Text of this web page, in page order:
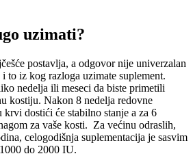
uzimati?
postavlja, a odgovor nije univerzalan
to iz kog razloga uzimate suplement.
nedelja ili meseci da biste primetili
kostiju. Nakon 8 nedelja redovne
dostići će stabilno stanje a za 6
za vaše kosti. Za većinu odraslih,
celogodišnja suplementacija je sasvim
do 2000 IU.